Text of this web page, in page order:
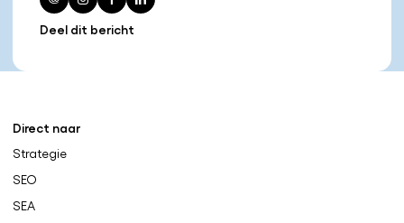
Deel dit bericht
Direct naar
Strategie
SEO
SEA